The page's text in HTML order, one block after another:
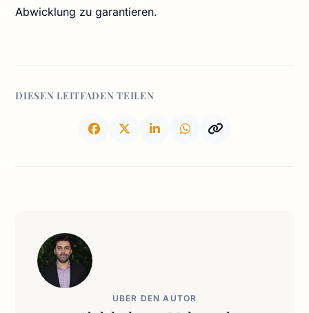
Abwicklung zu garantieren.
DIESEN LEITFADEN TEILEN
UBER DEN AUTOR